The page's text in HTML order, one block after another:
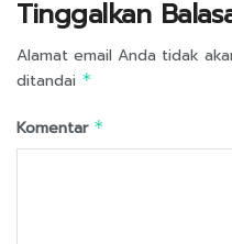
Tinggalkan
Alamat email Anda tidak
ditandai *
Komentar *